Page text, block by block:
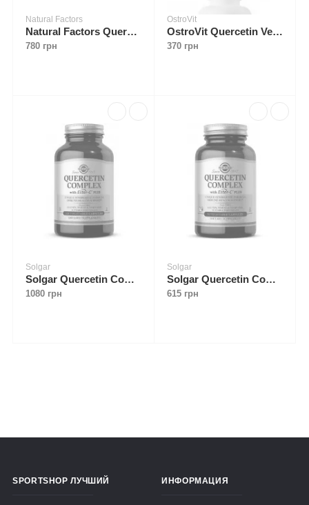
Natural Factors
Natural Factors Quercetin 500 mg 60 caps
780 грн
OstroVit
OstroVit Quercetin Vege 90 caps
370 грн
Solgar
Solgar Quercetin Complex with Ester-C® Plus 100 caps
1080 грн
Solgar
Solgar Quercetin Complex with Ester-C® Plus 50 caps
615 грн
SPORTSHOP ЛУЧШИЙ ИНФОРМАЦИЯ